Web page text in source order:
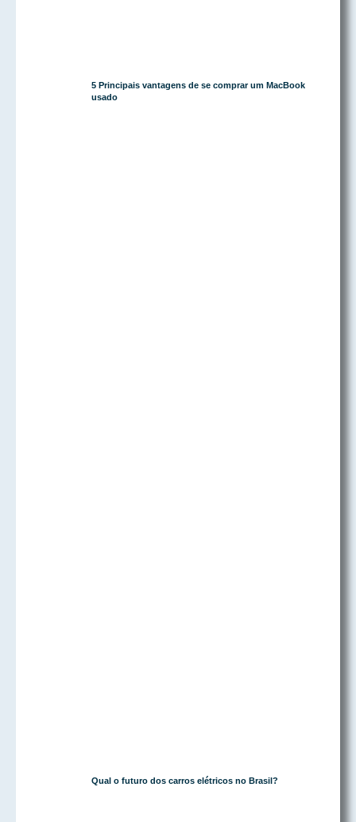
5 Principais vantagens de se comprar um MacBook
usado
Qual o futuro dos carros elétricos no Brasil?